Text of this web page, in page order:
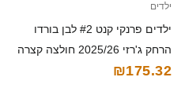
ילדים
ילדים פרנקי קנט #2 לבן בורדו
הרחק ג'רזי 2025/26 חולצה קצרה
₪175.32